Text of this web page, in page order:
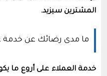
المشترين سيزيد.
ما مدى رضائك عن خدمة